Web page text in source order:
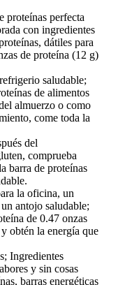
proteínas perfecta
con ingredientes
dátiles para
de proteína (12 g)
saludable;
de alimentos
almuerzo o como
come toda la
del
comprueba
barra de proteínas
la oficina, un
antojo saludable;
de 0.47 onzas
obtén la energía que
Ingredientes
y sin cosas
barras energéticas